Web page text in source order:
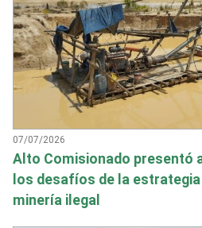
07/07/2026
Alto Comisionado presentó
los desafíos de la
minería ilegal